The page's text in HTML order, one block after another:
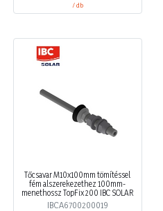
/ db
Tőcsavar M10x100mm tömítéssel
fém alszerekezethez 100mm-
menethossz TopFix 200 IBC SOLAR
IBCA6700200019